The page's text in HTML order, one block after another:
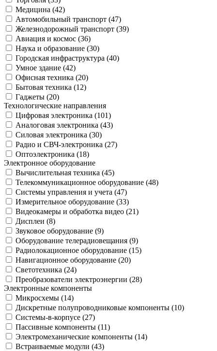
Медицина (42)
Автомобильный транспорт (47)
Железнодорожный транспорт (39)
Авиация и космос (36)
Наука и образование (30)
Городская инфраструктура (40)
Умное здание (42)
Офисная техника (20)
Бытовая техника (12)
Гаджеты (20)
Технологические направления
Цифровая электроника (101)
Аналоговая электроника (43)
Силовая электроника (30)
Радио и СВЧ-электроника (27)
Оптоэлектроника (18)
Электронное оборудование
Вычислительная техника (45)
Телекоммуникационное оборудование (48)
Системы управления и учета (47)
Измерительное оборудование (33)
Видеокамеры и обработка видео (21)
Дисплеи (8)
Звуковое оборудование (9)
Оборудование телерадиовещания (9)
Радиолокационное оборудование (15)
Навигационное оборудование (20)
Светотехника (24)
Преобразователи электроэнергии (28)
Электронные компоненты
Микросхемы (14)
Дискретные полупроводниковые компоненты (10)
Системы-в-корпусе (27)
Пассивные компоненты (11)
Электромеханические компоненты (14)
Встраиваемые модули (43)